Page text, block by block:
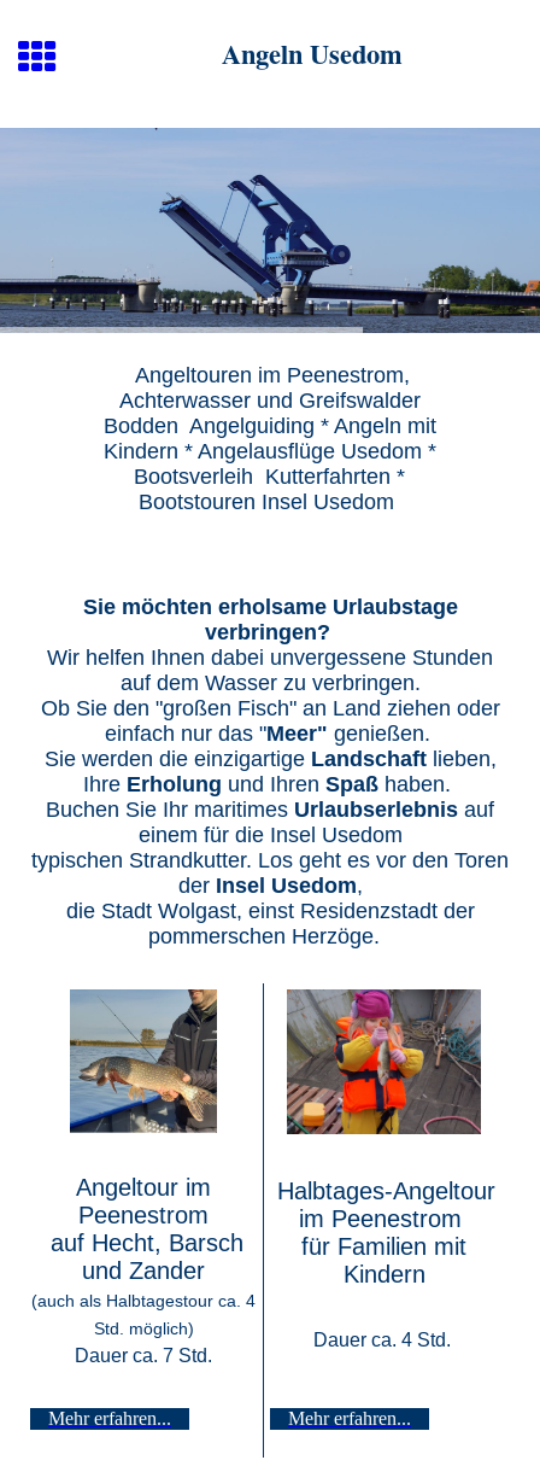
Angeln Usedom
Angeltouren im Peenestrom,
Achterwasser und Greifswalder
Bodden Angelguiding * Angeln mit
Kindern * Angelausflüge Usedom *
Bootsverleih Kutterfahrten *
Bootstouren Insel Usedom
Sie möchten erholsame Urlaubstage
verbringen?
Wir helfen Ihnen dabei unvergessene Stunden
auf dem Wasser zu verbringen.
Ob Sie den "großen Fisch" an Land ziehen oder
einfach nur das "Meer" genießen.
Sie werden die einzigartige Landschaftlieben,
Ihre Erholung und Ihren Spaß haben.
Buchen Sie Ihr maritimes Urlaubserlebnis auf
einem für die Insel Usedom
typischen Strandkutter. Los geht es vor den Toren
der Insel Usedom,
die Stadt Wolgast, einst Residenzstadt der
pommerschen Herzöge.
Angeltour im
Peenestrom
auf Hecht, Barsch
und Zander
(auch als Halbtagestour ca. 4
Std. möglich)
Dauer ca. 7 Std.
Halbtages-Angeltour
im Peenestrom
für Familien mit
Kindern
Dauer ca. 4 Std.
Mehr erfahren... Mehr erfahren...